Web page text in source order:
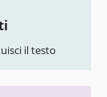
il testo